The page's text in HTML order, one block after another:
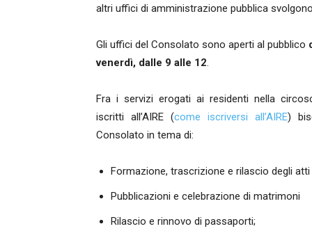
altri uffici di amministrazione pubblica
Gli uffici del Consolato sono aperti al pubblico
venerdì, dalle 9 alle 12.
Fra i servizi erogati ai residenti nella
iscritti all’AIRE (come iscriversi all’AIRE)
Consolato in tema di:
Formazione, trascrizione e rilascio degli
Pubblicazioni e celebrazione di matrimoni
Rilascio e rinnovo di passaporti;